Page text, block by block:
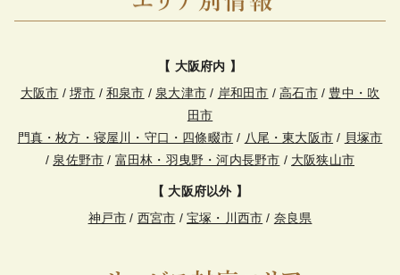
【 大阪府内 】
大阪市 /堺市 /和泉市 / 泉大津市 / 岸和田市 /高石市/ 豊中・吹
田市
門真・枚方・寝屋川・守口・四條畷市 / 八尾・東大阪市 / 貝塚市
/ 泉佐野市 / 富田林・羽曳野・河内長野市 / 大阪狭山市
【 大阪府以外 】
神戸市 / 西宮市 / 宝塚・川西市 / 奈良県